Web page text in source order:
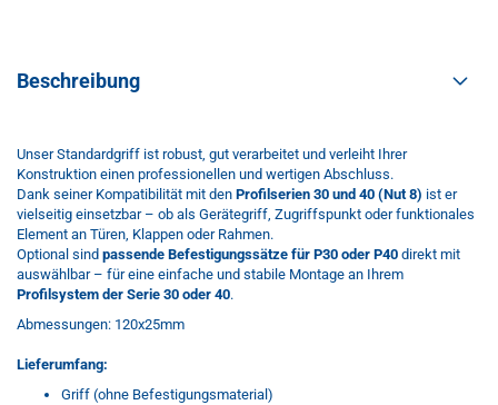
Beschreibung
Unser Standardgriff ist robust, gut verarbeitet und verleiht Ihrer
Konstruktion einen professionellen und wertigen Abschluss.
Dank seiner Kompatibilität mit den Profilserien 30 und 40 (Nut 8) ist er
vielseitig einsetzbar – ob als Gerätegriff, Zugriffspunkt oder funktionales
Element an Türen, Klappen oder Rahmen.
Optional sind passende Befestigungssätze für P30 oder P40 direkt mit
auswählbar – für eine einfache und stabile Montage an Ihrem
Profilsystem der Serie 30 oder 40.
Abmessungen: 120x25mm
Lieferumfang:
Griff (ohne Befestigungsmaterial)